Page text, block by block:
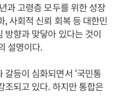
과 고령층 모두를 위한 성장
, 사회적 신뢰 회복 등 대한민
방향과 맞닿아 있다는 것이
설명이다.
등이 심화되면서 ‘국민통
조되고 있다. 하지만 통합은